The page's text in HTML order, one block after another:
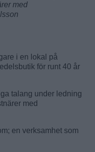
med
i en lokal på
för runt 40 år
talang under ledning
med
en verksamhet som